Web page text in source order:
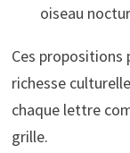
oiseau
Ces propositions
richesse
chaque lettre
grille.